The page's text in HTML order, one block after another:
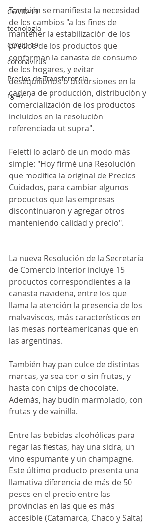
COVID-19
tecnologia
COVID-19
coronavirus
Precios de Transferencia
rg 4717
También se manifiesta la necesidad
de los cambios "a los fines de
mantener la estabilización de los
precios de los productos que
conforman la canasta de consumo
de los hogares, y evitar
desequilibrios o distorsiones en la
cadena de producción, distribución y
comercialización de los productos
incluidos en la resolución
referenciada ut supra".
Feletti lo aclaró de un modo más
simple: "Hoy firmé una Resolución
que modifica la original de Precios
Cuidados, para cambiar algunos
productos que las empresas
discontinuaron y agregar otros
manteniendo calidad y precio".
La nueva Resolución de la Secretaría
de Comercio Interior incluye 15
productos correspondientes a la
canasta navideña, entre los que
llama la atención la presencia de los
malvaviscos, más característicos en
las mesas norteamericanas que en
las argentinas.
También hay pan dulce de distintas
marcas, ya sea con o sin frutas, y
hasta con chips de chocolate.
Además, hay budín marmolado, con
frutas y de vainilla.
Entre las bebidas alcohólicas para
regar las fiestas, hay una sidra, un
vino espumante y un champagne.
Este último producto presenta una
llamativa diferencia de más de 50
pesos en el precio entre las
provincias en las que es más
accesible (Catamarca, Chaco y Salta)